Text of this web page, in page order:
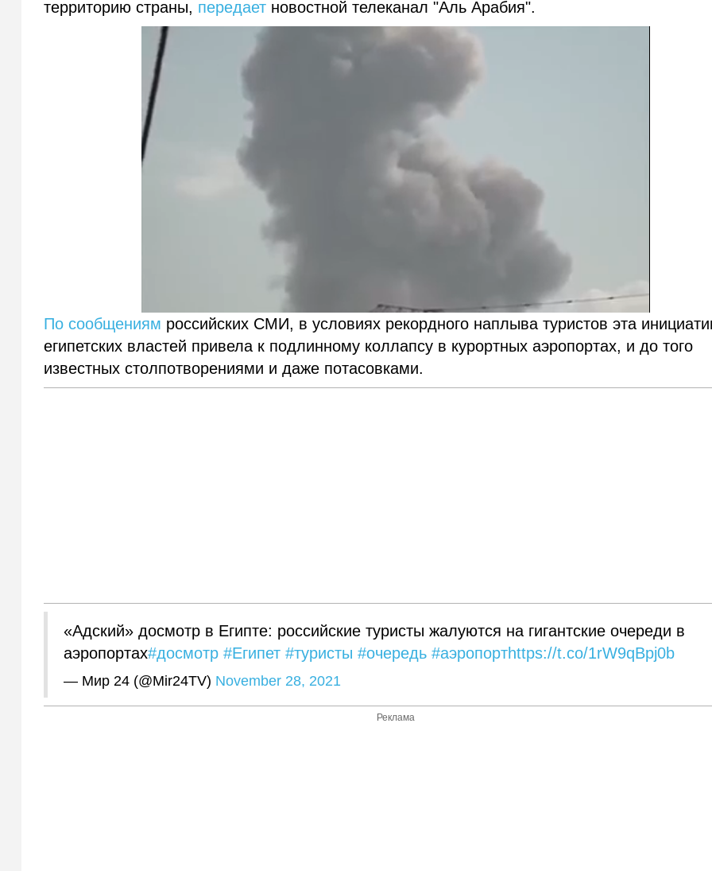
территорию страны, передает новостной телеканал "Аль Арабия".
По сообщениям российских СМИ, в условиях рекордного наплыва туристов эта
египетских властей привела к подлинному коллапсу в курортных аэропортах, и до того
известных столпотворениями и даже потасовками.
«Адский» досмотр в Египте: российские туристы жалуются на гигантские очереди в
аэропортах#досмотр #Египет #туристы #очередь #аэропортhttps://t.co/1rW9qBpj0b
— Мир 24 (@Mir24TV) November 28, 2021
Реклама